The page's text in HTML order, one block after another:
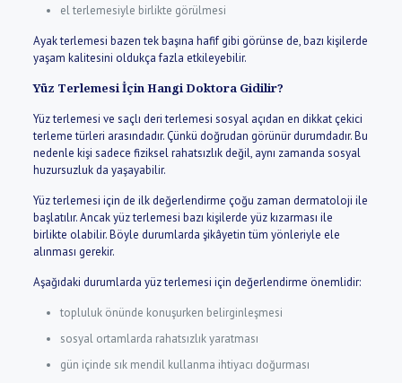
el terlemesiyle birlikte görülmesi
Ayak terlemesi bazen tek başına hafif gibi görünse de, bazı kişilerde
yaşam kalitesini oldukça fazla etkileyebilir.
Yüz Terlemesi İçin Hangi Doktora Gidilir?
Yüz terlemesi ve saçlı deri terlemesi sosyal açıdan en dikkat çekici
terleme türleri arasındadır. Çünkü doğrudan görünür durumdadır. Bu
nedenle kişi sadece fiziksel rahatsızlık değil, aynı zamanda sosyal
huzursuzluk da yaşayabilir.
Yüz terlemesi için de ilk değerlendirme çoğu zaman dermatoloji ile
başlatılır. Ancak yüz terlemesi bazı kişilerde yüz kızarması ile
birlikte olabilir. Böyle durumlarda şikâyetin tüm yönleriyle ele
alınması gerekir.
Aşağıdaki durumlarda yüz terlemesi için değerlendirme önemlidir:
topluluk önünde konuşurken belirginleşmesi
sosyal ortamlarda rahatsızlık yaratması
gün içinde sık mendil kullanma ihtiyacı doğurması